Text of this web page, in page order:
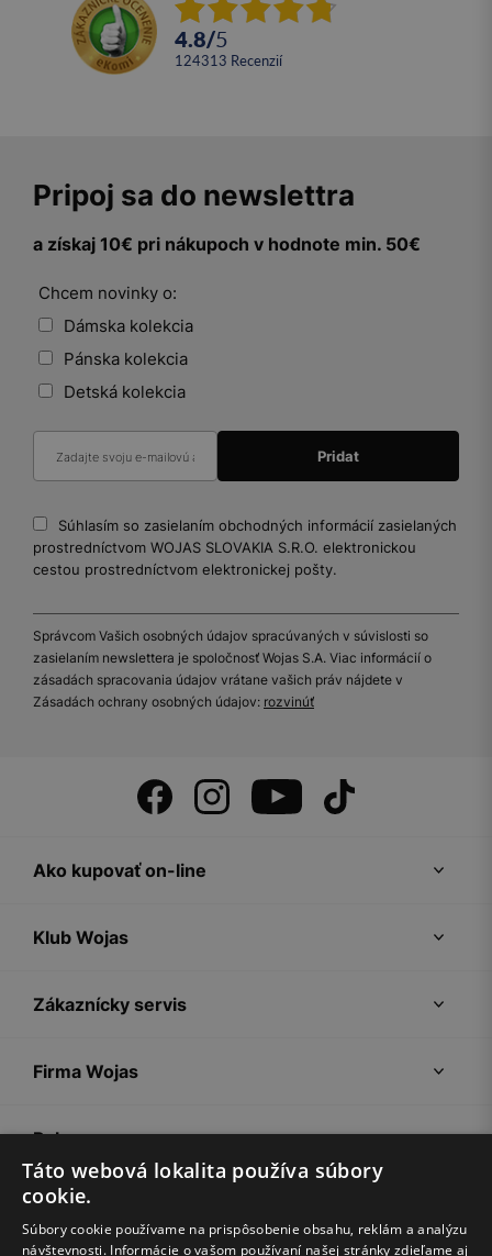
4.8/5
124313 recenzií
Pripoj sa do newslettra
a získaj 10€ pri nákupoch v hodnote min. 50€
Chcem novinky o:
Dámska kolekcia
Pánska kolekcia
Detská kolekcia
Súhlasím so zasielaním obchodných informácií zasielaných
prostredníctvom WOJAS SLOVAKIA S.R.O. elektronickou
cestou prostredníctvom elektronickej pošty.
Správcom Vašich osobných údajov spracúvaných v súvislosti so
zasielaním newslettera je spoločnosť Wojas S.A. Viac informácií o
zásadách spracovania údajov vrátane vašich práv nájdete v
Zásadách ochrany osobných údajov: rozvinúť
Ako kupovať on-line
Klub Wojas
Zákaznícky servis
Firma Wojas
Pokyny
Táto webová lokalita používa súbory
cookie.
Súbory cookie používame na prispôsobenie obsahu, reklám a analýzu
návštevnosti. Informácie o vašom používaní našej stránky zdieľame aj